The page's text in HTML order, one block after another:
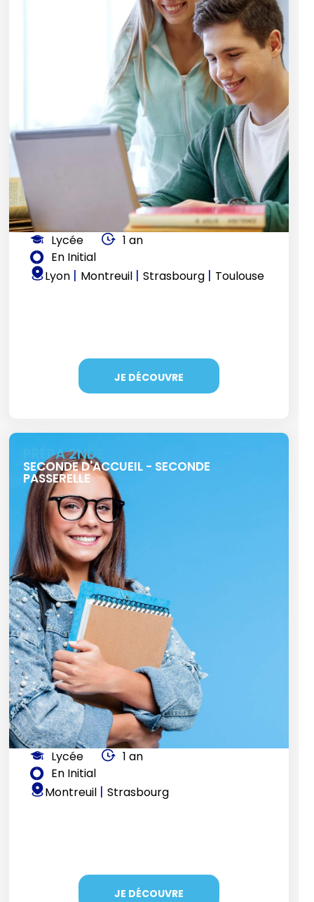
Lycée
1 an
En Initial
Lyon | Montreuil | Strasbourg | Toulouse
JE DÉCOUVRE
PRÉPA 2NDE
SECONDE D'ACCUEIL - SECONDE
PASSERELLE
Lycée
1 an
En Initial
Montreuil | Strasbourg
JE DÉCOUVRE